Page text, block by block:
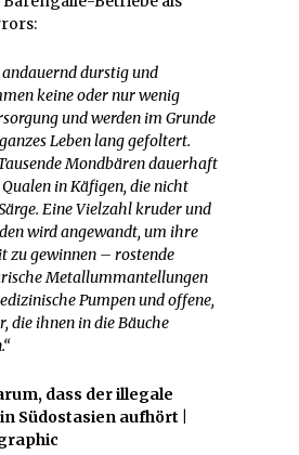
andauernd durstig und
keine oder nur wenig
und werden im Grunde
Leben lang gefoltert.
Mondbären dauerhaft
in Käfigen, die nicht
Eine Vielzahl kruder und
wird angewandt, um ihre
zu gewinnen – rostende
Metallummantellungen
Pumpen und offene,
die ihnen in die Bäuche
dass der illegale
Südostasien aufhört |